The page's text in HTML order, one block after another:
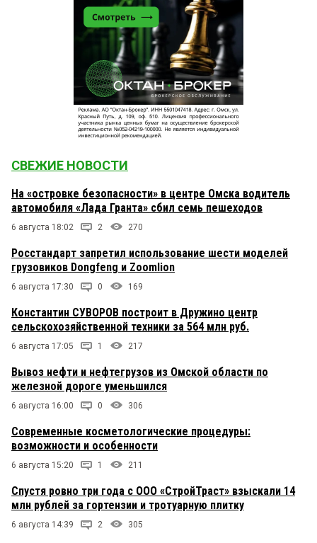
СВЕЖИЕ НОВОСТИ
На «островке безопасности» в центре Омска водитель
автомобиля «Лада Гранта» сбил семь пешеходов
6 августа 18:02 2 270
Росстандарт запретил использование шести моделей
грузовиков Dongfeng и Zoomlion
6 августа 17:30 0 169
Константин СУВОРОВ построит в Дружино центр
сельскохозяйственной техники за 564 млн руб.
6 августа 17:05 1 217
Вывоз нефти и нефтегрузов из Омской области по
железной дороге уменьшился
6 августа 16:00 0 306
Современные косметологические процедуры:
возможности и особенности
6 августа 15:20 1 211
Спустя ровно три года с ООО «СтройТраст» взыскали 14
млн рублей за гортензии и тротуарную плитку
6 августа 14:39 2 305